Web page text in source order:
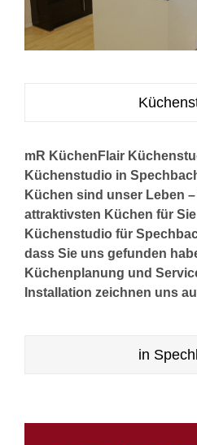
mR KüchenFlair
Küchenstudio in
Küchen sind unser Leben
attraktivsten Küchen für
Küchenstudio für
dass Sie uns gefunden
Küchenplanung und
Installation zeichnen uns
in